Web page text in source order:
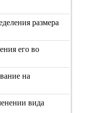
размера
его во
на
вида